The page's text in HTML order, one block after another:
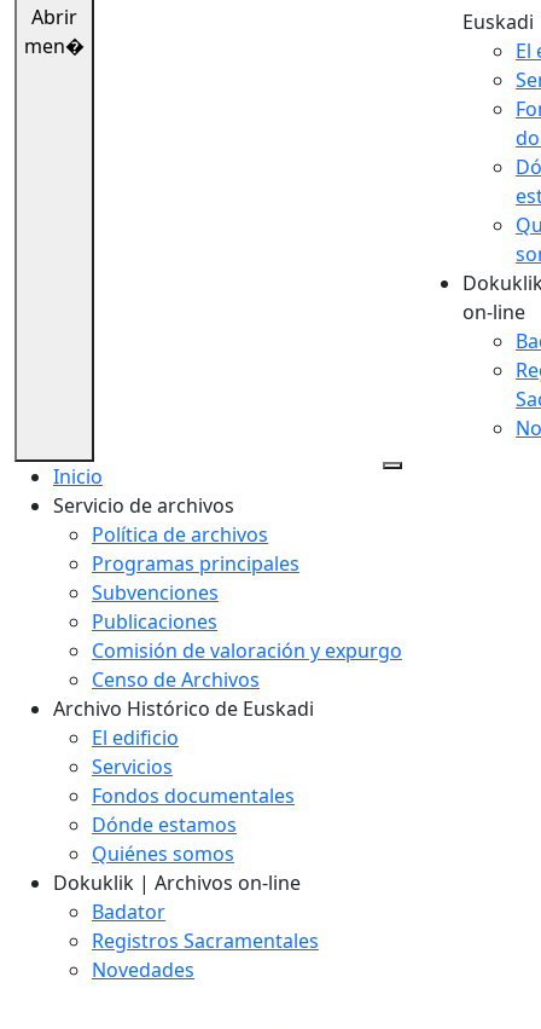
Abrir
men�
Euskadi
El
on-line
Inicio
Servicio de archivos
Política de archivos
Programas principales
Subvenciones
Publicaciones
Comisión de valoración y expurgo
Censo de Archivos
Archivo Histórico de Euskadi
El edificio
Servicios
Fondos documentales
Dónde estamos
Quiénes somos
Dokuklik | Archivos on-line
Badator
Registros Sacramentales
Novedades